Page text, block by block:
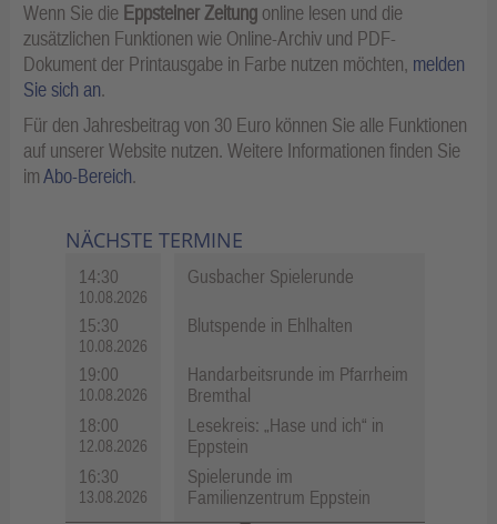
Wenn Sie die Eppsteiner Zeitung online lesen und die
zusätzlichen Funktionen wie Online-Archiv und PDF-
Dokument der Printausgabe in Farbe nutzen möchten, melden
Sie sich an.
Für den Jahresbeitrag von 30 Euro können Sie alle Funktionen
auf unserer Website nutzen. Weitere Informationen finden Sie
imAbo-Bereich.
NÄCHSTE TERMINE
14:30
10.08.2026
Gusbacher Spielerunde
15:30
10.08.2026
Blutspende in Ehlhalten
19:00
10.08.2026
Handarbeitsrunde im Pfarrheim
Bremthal
18:00
12.08.2026
Lesekreis: „Hase und ich“ in
Eppstein
16:30
13.08.2026
Spielerunde im
Familienzentrum Eppstein